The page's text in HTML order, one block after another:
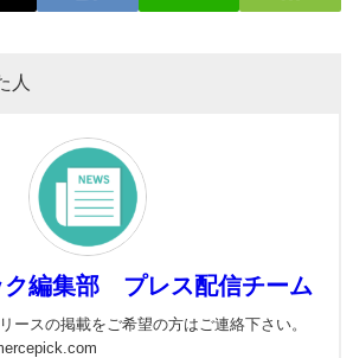
人
ク編集部 プレス配信チーム
ースの掲載をご希望の方はご連絡下さい。